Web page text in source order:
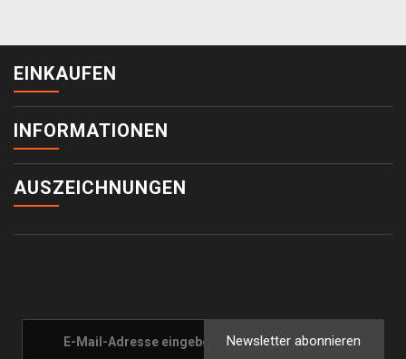
EINKAUFEN
INFORMATIONEN
AUSZEICHNUNGEN
Newsletter abonnieren